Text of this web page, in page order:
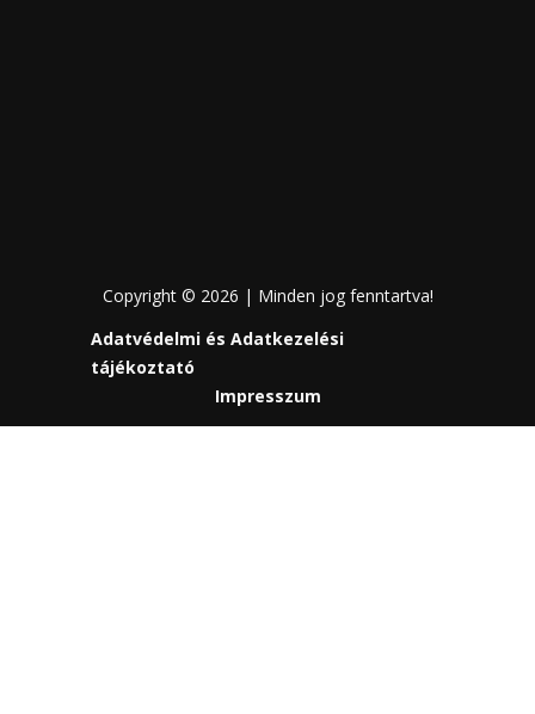
Copyright © 2026 | Minden jog fenntartva!
Adatvédelmi és Adatkezelési
tájékoztató
Impresszum